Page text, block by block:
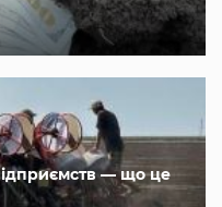
— що це